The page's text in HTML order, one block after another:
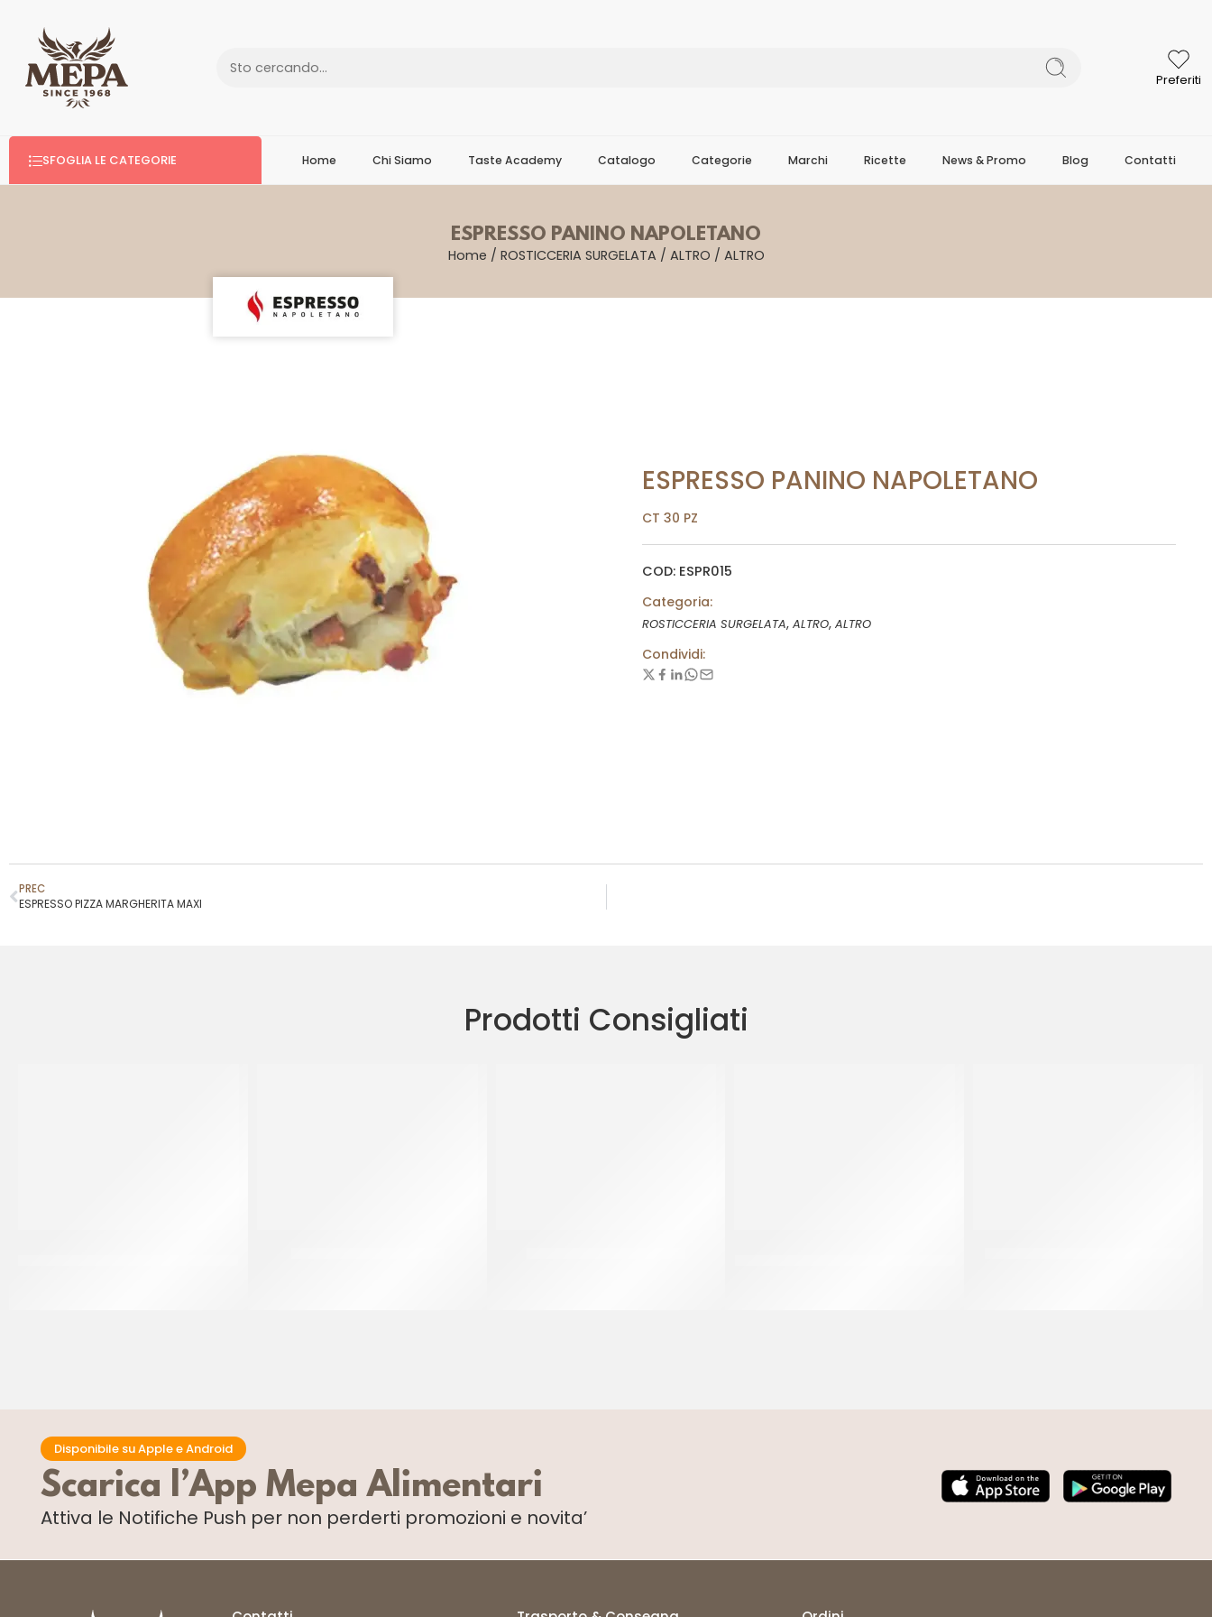
Preferiti
SFOGLIA LE CATEGORIE Home Chi Siamo Taste Academy Catalogo Categorie Marchi Ricette News & Promo Blog Contatti
ESPRESSO PANINO NAPOLETANO
Home / ROSTICCERIA SURGELATA / ALTRO / ALTRO
ESPRESSO PANINO NAPOLETANO
CT 30 PZ
COD: ESPR015
Categoria:
ROSTICCERIA SURGELATA, ALTRO, ALTRO
Condividi:
PREC
ESPRESSO PIZZA MARGHERITA MAXI
Prodotti Consigliati
Disponibile su Apple e Android
Scarica l’App Mepa Alimentari
Attiva le Notifiche Push per non perderti promozioni e novita’